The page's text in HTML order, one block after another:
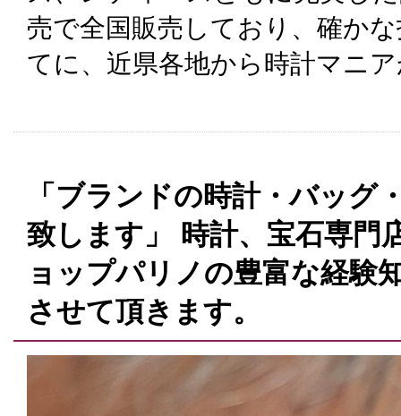
売で全国販売しており、確か
てに、近県各地から時計マニ
「ブランドの時計・バッグ
致します」 時計、宝石専門
ョップパリノの豊富な経験
させて頂きます。